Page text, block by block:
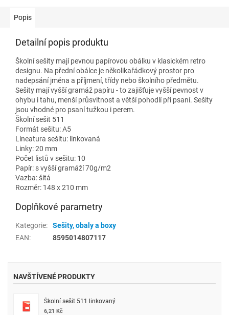
Popis
Detailní popis produktu
Školní sešity mají pevnou papírovou obálku v klasickém retro
designu. Na přední obálce je několikařádkový prostor pro
nadepsání jména a příjmení, třídy nebo školního předmětu.
Sešity mají vyšší gramáž papíru - to zajišťuje vyšší pevnost v
ohybu i tahu, menší průsvitnost a větší pohodlí při psaní. Sešity
jsou vhodné pro psaní tužkou i perem.
Školní sešit 511
Formát sešitu: A5
Lineatura sešitu: linkovaná
Linky: 20 mm
Počet listů v sešitu: 10
Papír: s vyšší gramáží 70g/m2
Vazba: šitá
Rozměr: 148 x 210 mm
Doplňkové parametry
Kategorie:
Sešity, obaly a boxy
EAN: 8595014807117
NAVŠTÍVENÉ PRODUKTY
Školní sešit 511 linkovaný
6,21 Kč